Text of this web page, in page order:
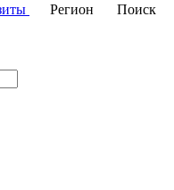
Регион
Поиск